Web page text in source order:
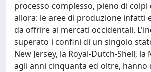
processo complesso, pieno di
allora: le aree di produzione infatti
da offrire ai mercati occidentali.
superato i confini di un singolo
New Jersey, la Royal-Dutch-Shell,
agli anni cinquanta ed oltre,